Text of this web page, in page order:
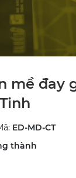
mề đay
ED-MD-CT
thành